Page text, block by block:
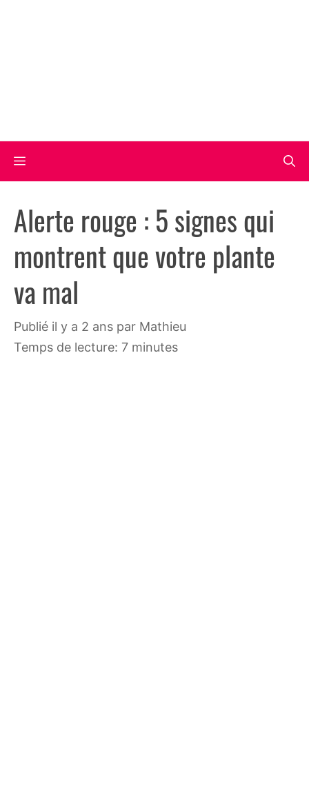
Menu
Alerte rouge : 5 signes qui
montrent que votre plante
va mal
publié il y a 2 ans par Mathieu
Temps de lecture: 7 minutes